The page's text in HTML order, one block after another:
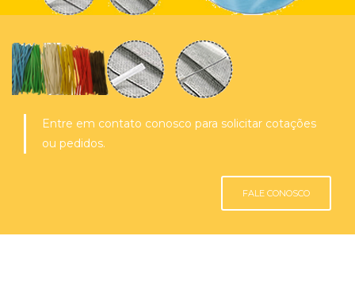
Entre em contato conosco para solicitar cotações
ou pedidos.
FALE CONOSCO